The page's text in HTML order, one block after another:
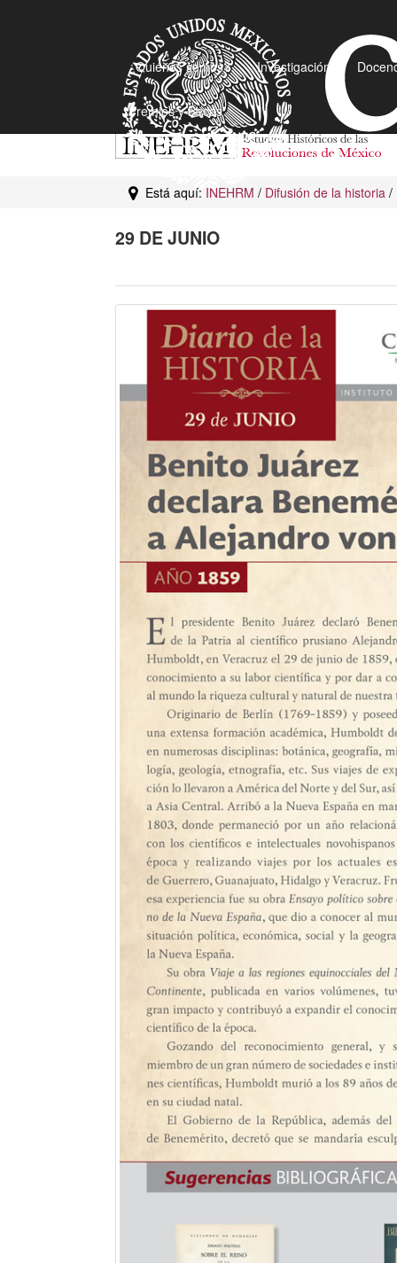
¿Quiénes somos? Investigación
Premios y Becas
Está aquí: INEHRM / Difusión de la historia /
29 DE JUNIO